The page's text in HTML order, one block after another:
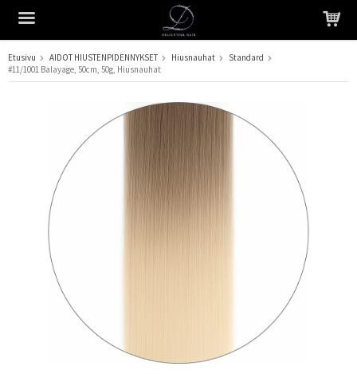
Tuote on lisätty ostoskoriin
Etusivu AIDOT HIUSTENPIDENNYKSET Hiusnauhat
Standard
#11/1001 Balayage, 50cm, 50g, Hiusnauhat